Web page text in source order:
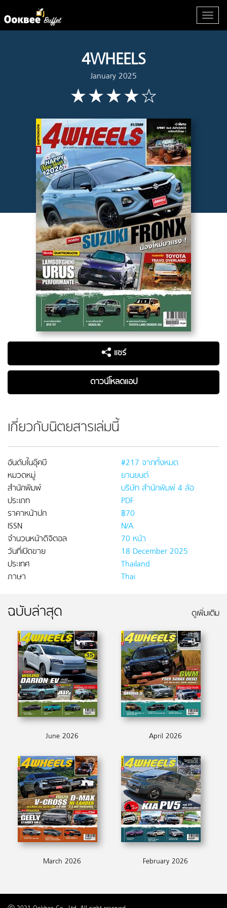
4WHEELS
January 2025
แชร์
ดาวน์โหลดแอป
เกี่ยวกับนิตยสารเล่มนี้
อันดับในอุ๊คบี
#217 จากทั้งหมด
หมวดหมู่
ยานยนต์
สำนักพิมพ์
บริษัท สำนักพิมพ์ 4 ล้อ
ประเภท
PDF
ราคาหน้าปก
฿70
ISSN
N/A
จำนวนหน้าดิจิตอล
70 หน้า
วันที่เปิดขาย
18 December 2025
ประเทศ
Thailand
ภาษา
Thai
ฉบับล่าสุด ดูเพิ่มเติม
June 2026 April 2026
March 2026 February 2026